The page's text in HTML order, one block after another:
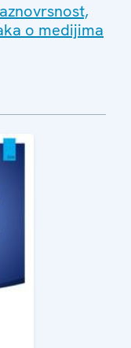
o medijima